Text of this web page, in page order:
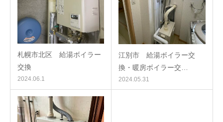
札幌市北区 給湯ボイラー
交換
2024.06.1
江別市 給湯ボイラー交
換・暖房ボイラー交…
2024.05.31